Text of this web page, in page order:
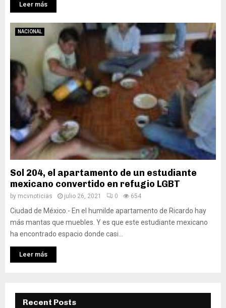
Leer más
NACIONAL
Sol 204, el apartamento de un estudiante
mexicano convertido en refugio LGBT
by mcvnoticias julio 26, 2021 0 654
Ciudad de México.- En el humilde apartamento de Ricardo hay
más mantas que muebles. Y es que este estudiante mexicano
ha encontrado espacio donde casi...
Leer más
Recent Posts